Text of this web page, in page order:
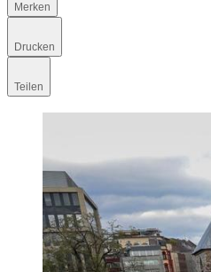
Merken
Drucken
Teilen